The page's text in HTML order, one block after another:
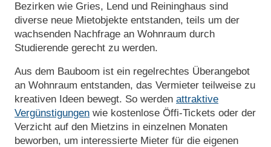
Bezirken wie Gries, Lend und Reininghaus sind
diverse neue Mietobjekte entstanden, teils um der
wachsenden Nachfrage an Wohnraum durch
Studierende gerecht zu werden.
Aus dem Bauboom ist ein regelrechtes Überangebot
an Wohnraum entstanden, das Vermieter teilweise zu
kreativen Ideen bewegt. So werden attraktive
Vergünstigungen wie kostenlose Öffi-Tickets oder der
Verzicht auf den Mietzins in einzelnen Monaten
beworben, um interessierte Mieter für die eigenen